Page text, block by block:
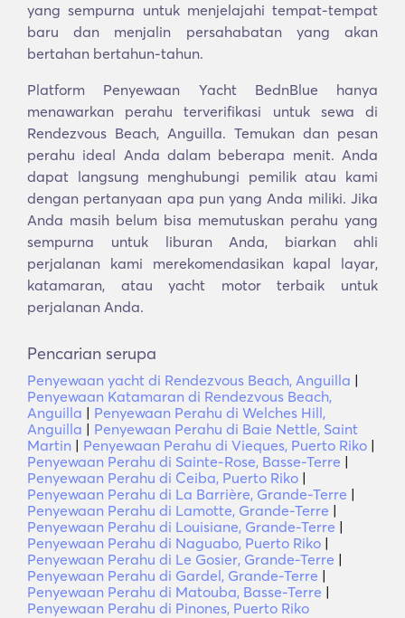
yang sempurna untuk menjelajahi tempat-tempat
baru dan menjalin persahabatan yang akan
bertahan bertahun-tahun.
Platform Penyewaan Yacht BednBlue hanya
menawarkan perahu terverifikasi untuk sewa di
Rendezvous Beach, Anguilla. Temukan dan pesan
perahu ideal Anda dalam beberapa menit. Anda
dapat langsung menghubungi pemilik atau kami
dengan pertanyaan apa pun yang Anda miliki. Jika
Anda masih belum bisa memutuskan perahu yang
sempurna untuk liburan Anda, biarkan ahli
perjalanan kami merekomendasikan kapal layar,
katamaran, atau yacht motor terbaik untuk
perjalanan Anda.
Pencarian serupa
Penyewaan yacht di Rendezvous Beach, Anguilla |
Penyewaan Katamaran di Rendezvous Beach,
Anguilla | Penyewaan Perahu di Welches Hill,
Anguilla | Penyewaan Perahu di Baie Nettle, Saint
Martin | Penyewaan Perahu di Vieques, Puerto Riko |
Penyewaan Perahu di Sainte-Rose, Basse-Terre |
Penyewaan Perahu di Ceiba, Puerto Riko |
Penyewaan Perahu di La Barrière, Grande-Terre |
Penyewaan Perahu di Lamotte, Grande-Terre |
Penyewaan Perahu di Louisiane, Grande-Terre |
Penyewaan Perahu di Naguabo, Puerto Riko |
Penyewaan Perahu di Le Gosier, Grande-Terre |
Penyewaan Perahu di Gardel, Grande-Terre |
Penyewaan Perahu di Matouba, Basse-Terre |
Penyewaan Perahu di Pinones, Puerto Riko